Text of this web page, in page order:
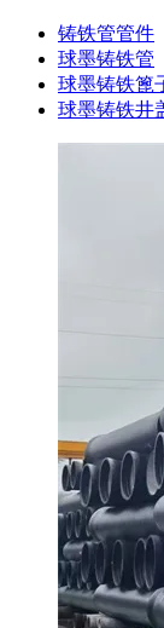
铸铁管管件
球墨铸铁管
球墨铸铁篦
球墨铸铁井